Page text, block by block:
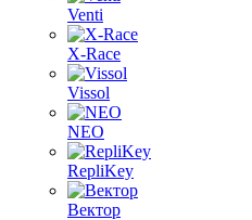
Venti
X-Race
Vissol
NEO
RepliKey
Вектор